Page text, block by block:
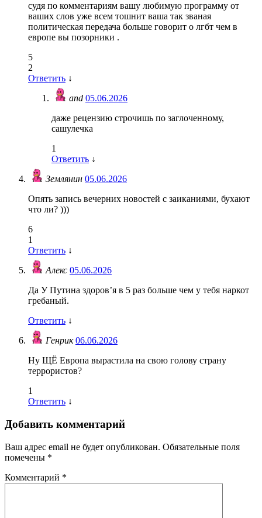
судя по комментариям вашу любимую программу от
ваших слов уже всем тошнит ваша так званая
политическая передача больше говорит о лгбт чем в
европе вы позорники .
5
2
Ответить ↓
and 05.06.2026
даже рецензию строчишь по заглоченному,
сашулечка
1
Ответить ↓
Землянин 05.06.2026
Опять запись вечерних новостей с заиканиями, бухают
что ли? )))
6
1
Ответить ↓
Алекс 05.06.2026
Да У Путина здоров’я в 5 раз больше чем у тебя наркот
гребаный.
Ответить ↓
Генрик06.06.2026
Ну ЩЁ Европа вырастила на свою голову страну
террористов?
1
Ответить ↓
Добавить комментарий
Ваш адрес email не будет опубликован. Обязательные поля
помечены *
Комментарий *